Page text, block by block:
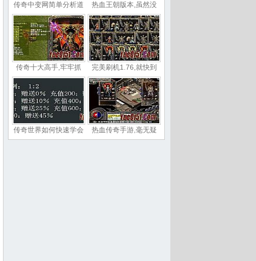
传奇中变网简单分析道 热血王朝版本,虽然没
传奇十大高手,牢牢抓 完美刷机1.76,就快到
传奇世界如何快速学会 热血传奇手游,毫无疑